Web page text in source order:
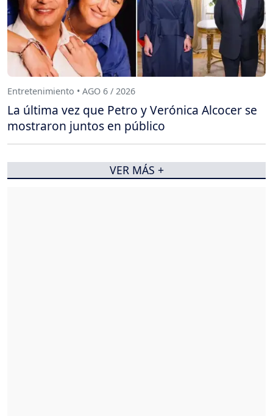
Entretenimiento • AGO 6 / 2026
La última vez que Petro y Verónica Alcocer se
mostraron juntos en público
VER MÁS +